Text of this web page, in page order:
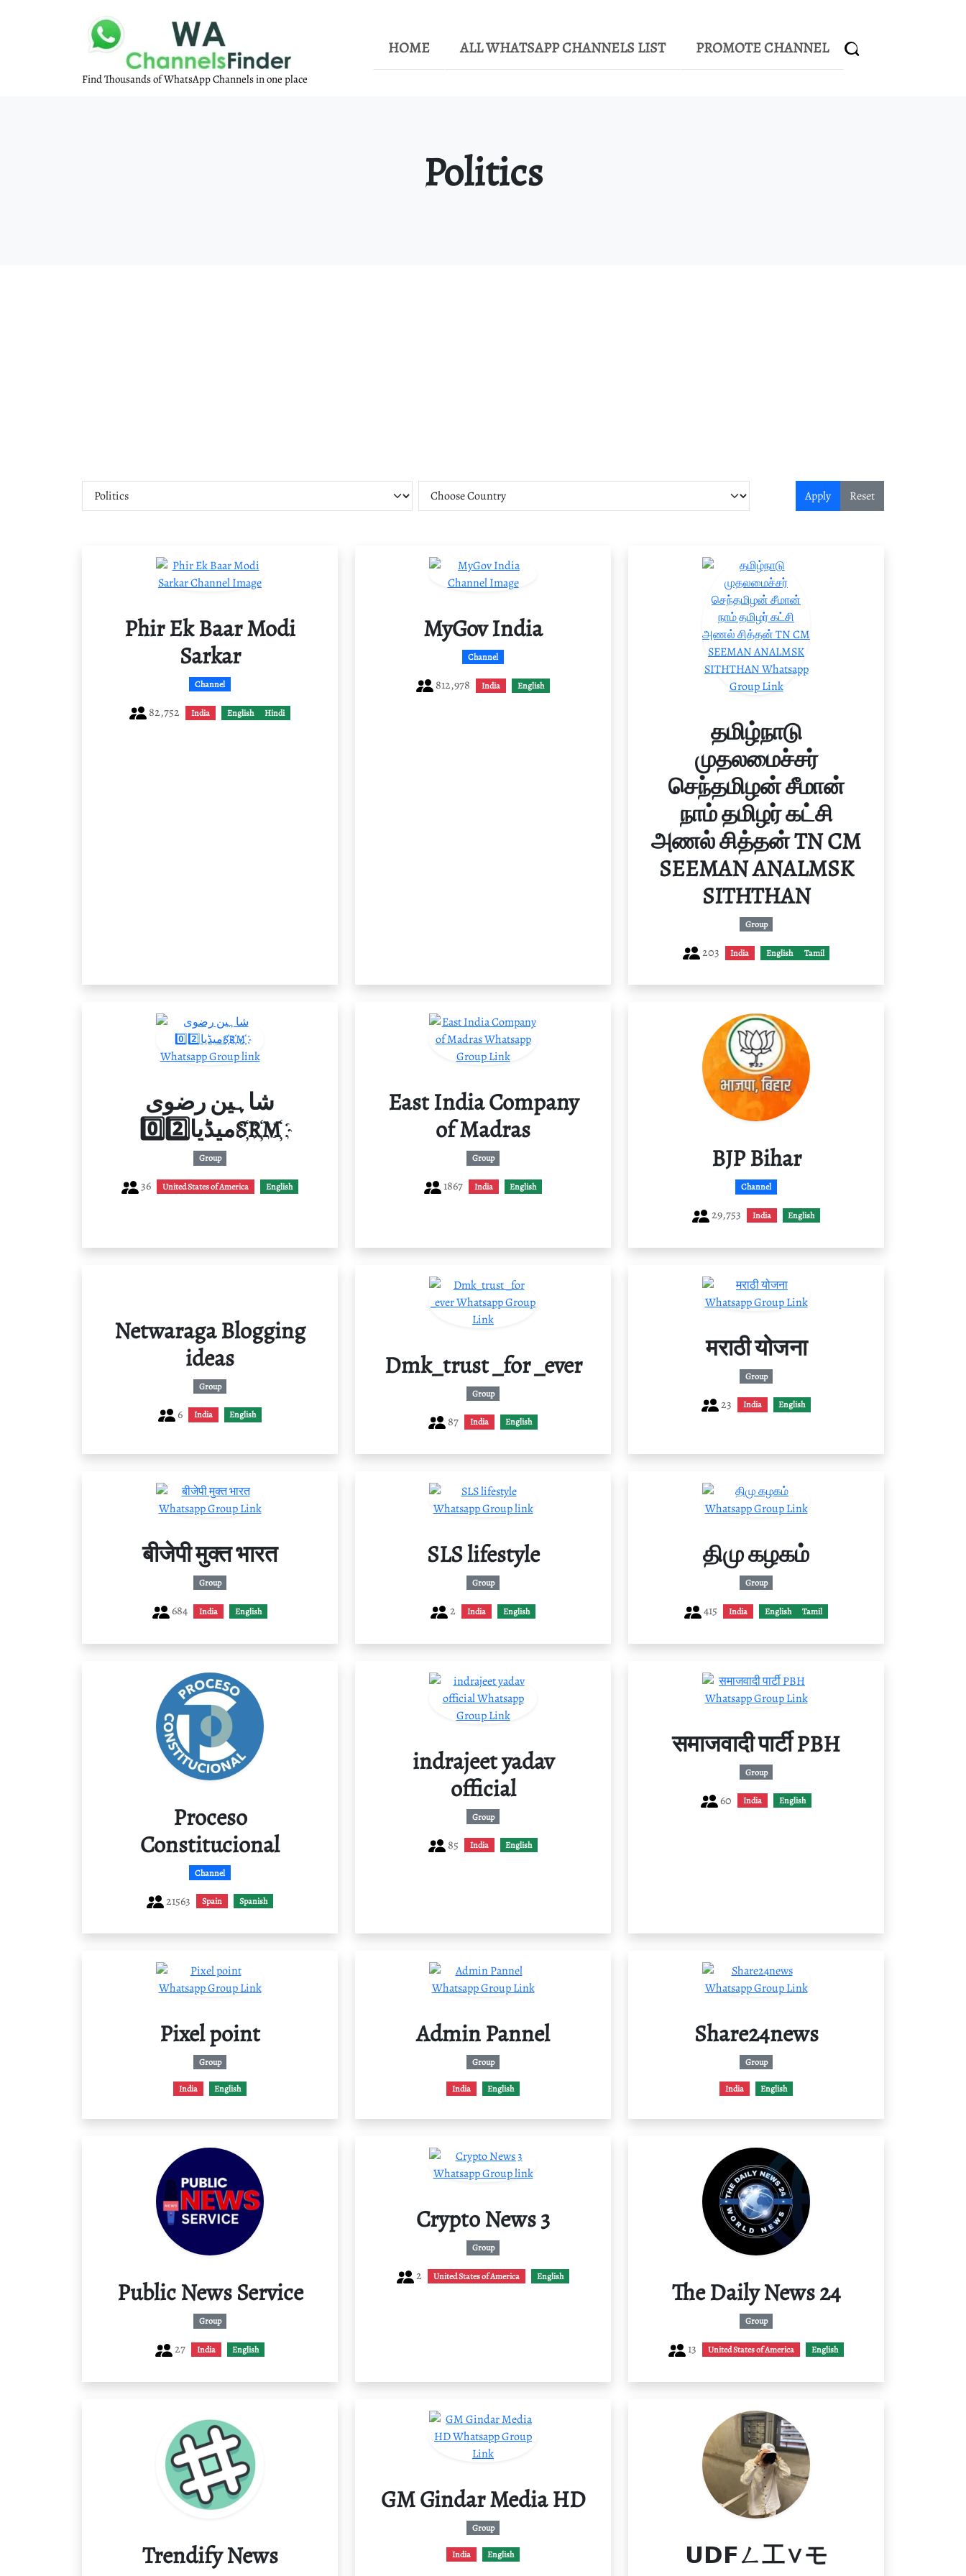
Find Thousands of WhatsApp Channels in one place
HOME ALL WHATSAPP CHANNELS LIST PROMOTE CHANNEL
Politics
Apply Reset
Phir Ek Baar Modi
Sarkar
Channel
82,752 India English Hindi
MyGov India
Channel
812,978 India English
தமிழ்நாடு
முதலமைச்சர்
செந்தமிழன் சீமான்
நாம் தமிழர் கட்சி
அணல் சித்தன் TN CM
SEEMAN ANALMSK
SITHTHAN
Group
203 India English Tamil
شاہین رضوی
میڈیا0️⃣2️⃣S҉R҉M҉
Group
36 United States of America English
East India Company
of Madras
Group
1867 India English
BJP Bihar
Channel
29,753 India English
Netwaraga Blogging
ideas
Group
6 India English
Dmk_trust _for _ever
Group
87 India English
मराठी योजना
Group
23 India English
बीजेपी मुक्त भारत
Group
684 India English
SLS lifestyle
Group
2 India English
திமு கழகம்
Group
415 India English Tamil
Proceso
Constitucional
Channel
21563 Spain Spanish
indrajeet yadav
official
Group
85 India English
समाजवादी पार्टी PBH
Group
60 India English
Pixel point
Group
India English
Admin Pannel
Group
India English
Share24news
Group
India English
Public News Service
Group
27 India English
Crypto News 3
Group
2 United States of America English
The Daily News 24
Group
13 United States of America English
Trendify News
GM Gindar Media HD
Group
India English 𝗨𝗗𝗙ㄥ工∨モ